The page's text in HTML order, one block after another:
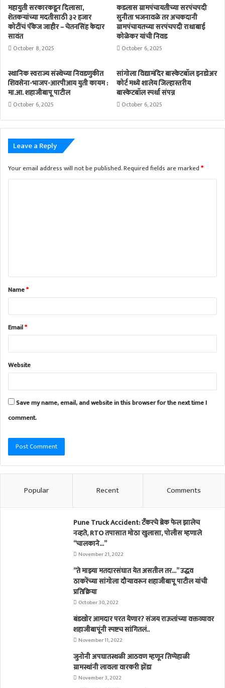
महायुती सरकारकडून दिलासा,
शेतकऱ्यांच्या मदतीसाठी ३२ हजार
कोटींचं पॅकेज जाहीर – चेतनसिंह केदार
सावंत
October 8, 2025
कडलास ग्रामपंचायतीच्या सरपंचपदी
सुनीता भजनावळे तर अचकदानी
ग्रामपंचायतच्या सरपंचपदी राधाबाई
कोळेकर यांची निवड
October 6, 2025
स्थानिक स्वराज्य संस्थेच्या निवडणुकीत
शिवसेना-भाजप-आरपीआय युती कायम :
मा.आ. शहाजीबापू पाटील
October 6, 2025
सांगोला विद्यामंदिर बास्केटबॉल इनडोअर
कोर्ट मध्ये शालेय जिल्हास्तरीय
बास्केटबॉल स्पर्धा संपन्न
October 6, 2025
Leave a Reply
Your email address will not be published.Required fields are marked*
Name*
Email*
Website
Save my name, email, and website in this browser for the next time I
comment.
Popular Recent Comments
Pune Truck Accident: टँकरचे ब्रेक फेल झालेच
नव्हते, RTO तपासात मोठा खुलासा, पोलीस म्हणाले
“चालकाने…”
November 21, 2022
“ते माझ्या मतदारसंघात येत असतील तर…” उद्धव
ठाकरेंच्या सांगोला दौऱ्यावरून शहाजीबापू पाटील यांची
प्रतिक्रिया
October 30, 2022
बंडखोर आमदार परत येणार? संजय राऊतांच्या वक्तव्यावर
शहाजीबापूंनी स्पष्टच सांगितलं..
November 11, 2022
जुनोनी अपघातस्थळी आठवण म्हणून तिप्पेहाळी
ग्रामस्थांनी लावला वारकरी झेंडा
November 3, 2022